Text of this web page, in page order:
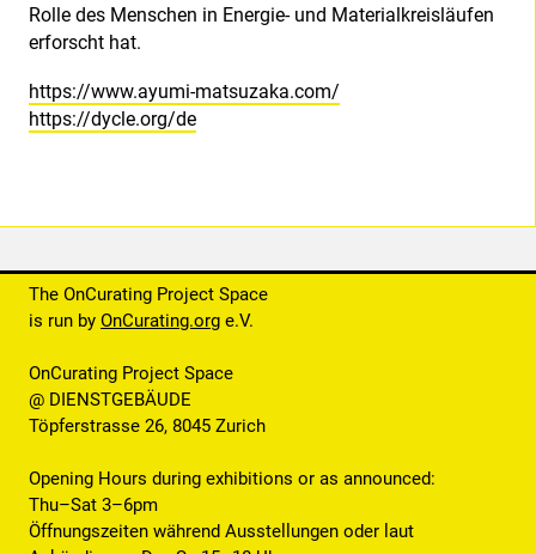
Rolle des Menschen in Energie- und Materialkreisläufen
erforscht hat.
https://www.ayumi-matsuzaka.com/
https://dycle.org/de
The OnCurating Project Space
is run by OnCurating.org e.V.
OnCurating Project Space
@ DIENSTGEBÄUDE
Töpferstrasse 26, 8045 Zurich
Opening Hours during exhibitions or as announced:
Thu–Sat 3–6pm
Öffnungszeiten während Ausstellungen oder laut